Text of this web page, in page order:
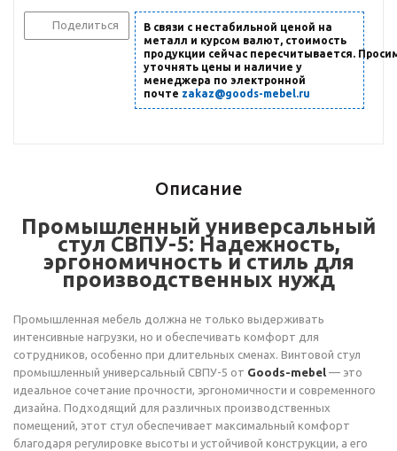
Поделиться
В связи с нестабильной ценой на
металл и курсом валют, стоимость
продукции сейчас пересчитывается.
уточнять цены и наличие у
менеджера по электронной
почте zakaz@goods-mebel.ru
Описание
Промышленный универсальный
стул СВПУ-5: Надежность,
эргономичность и стиль для
производственных нужд
Промышленная мебель должна не только выдерживать
интенсивные нагрузки, но и обеспечивать комфорт для
сотрудников, особенно при длительных сменах. Винтовой стул
промышленный универсальный СВПУ-5 от Goods-mebel — это
идеальное сочетание прочности, эргономичности и современного
дизайна. Подходящий для различных производственных
помещений, этот стул обеспечивает максимальный комфорт
благодаря регулировке высоты и устойчивой конструкции, а его